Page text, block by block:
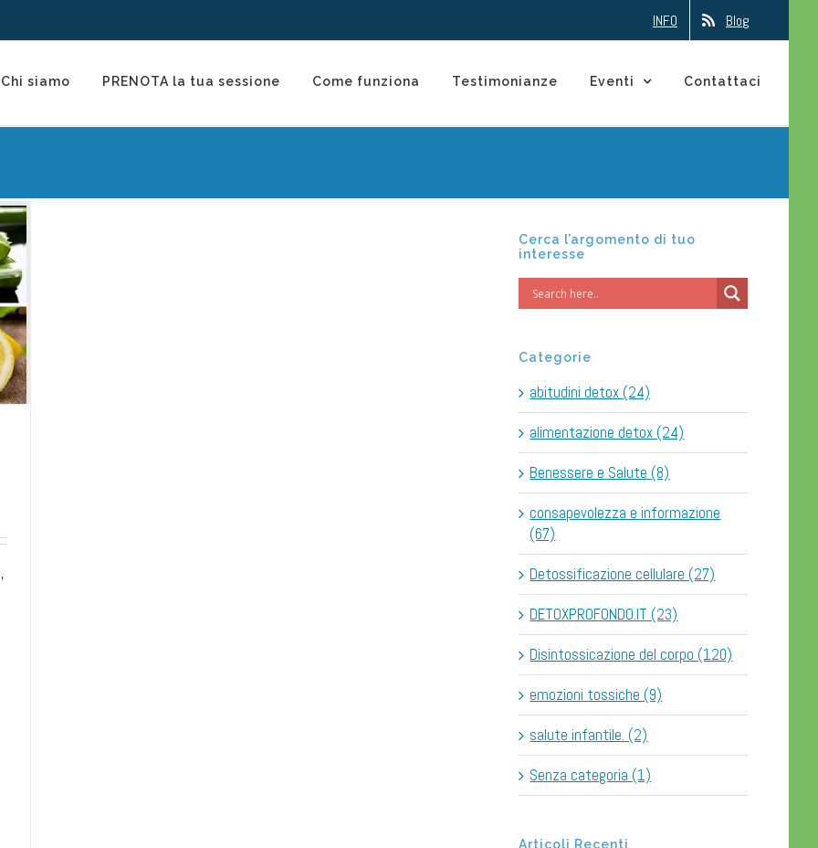
INFO Blog
Chi siamo PRENOTA la tua sessione Come funziona Testimonianze Eventi Contattaci
Cerca l’argomento di tuo
interesse
Categorie
abitudini detox (24)
alimentazione detox (24)
Benessere e Salute (8)
consapevolezza e informazione
(67)
Detossificazione cellulare (27)
DETOXPROFONDO.IT (23)
Disintossicazione del corpo (120)
emozioni tossiche (9)
salute infantile. (2)
Senza categoria (1)
Articoli Recenti